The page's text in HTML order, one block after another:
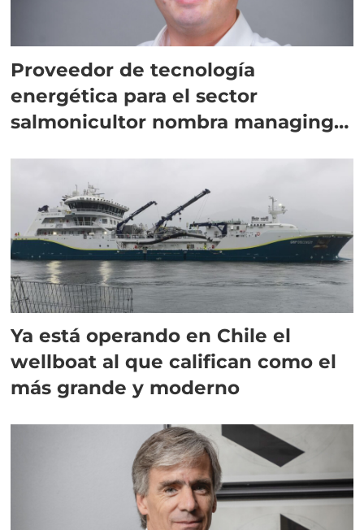
Proveedor de tecnología
energética para el sector
salmonicultor nombra managing
Ya está operando en Chile el
wellboat al que califican como el
más grande y moderno